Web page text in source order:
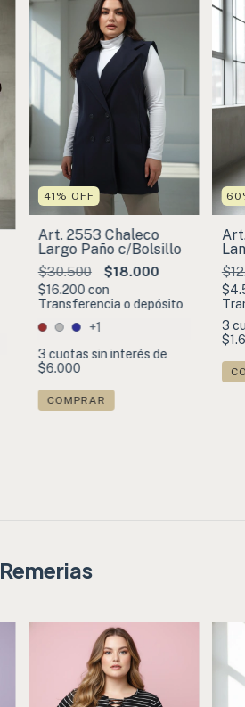
41 % OFF
Art. 2553 Chaleco
Largo Paño c/Bolsillo
$30.500 $18.000
$16.200 con
Transferencia o depósito
+1
3 cuotas sin interés de
$6.000
COMPRAR
60
3
Remerias